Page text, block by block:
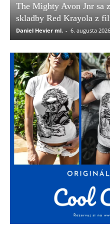
The Mighty Avon Jnr sa
skladby Red Krayola z
Daniel Hevier ml. - 6. augusta 2026